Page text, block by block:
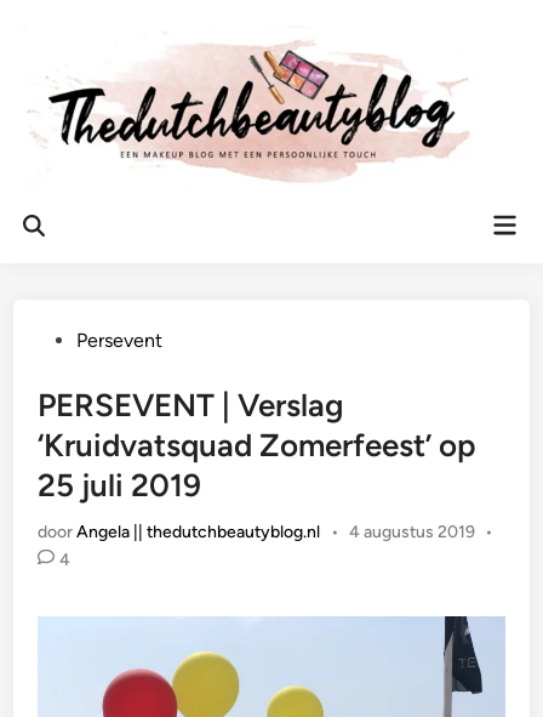
inhoud
Zoeken
Geplaatst
Persevent
PERSEVENT | Verslag
‘Kruidvatsquad Zomerfeest’ op
25 juli 2019
doorAngela || thedutchbeautyblog.nl • 4 augustus 2019 •
4